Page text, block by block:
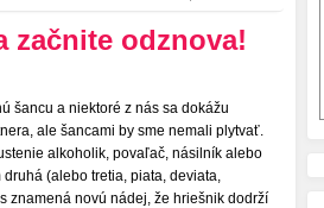
začnite odznova!
šancu a niektoré z nás sa dokážu
ale šancami by sme nemali plytvať.
alkoholik, povaľač, násilník alebo
(alebo tretia, piata, deviata,
znamená novú nádej, že hriešnik dodrží